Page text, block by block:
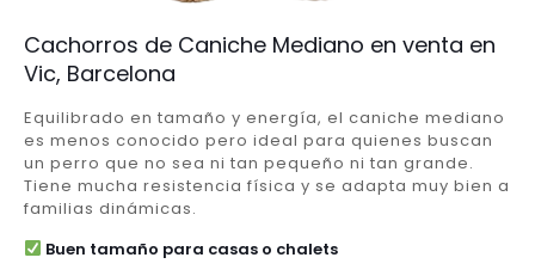
Cachorros de Caniche Mediano en venta en
Vic, Barcelona
Equilibrado en tamaño y energía, el caniche mediano
es menos conocido pero ideal para quienes buscan
un perro que no sea ni tan pequeño ni tan grande.
Tiene mucha resistencia física y se adapta muy bien a
familias dinámicas.
Buen tamaño para casas o chalets